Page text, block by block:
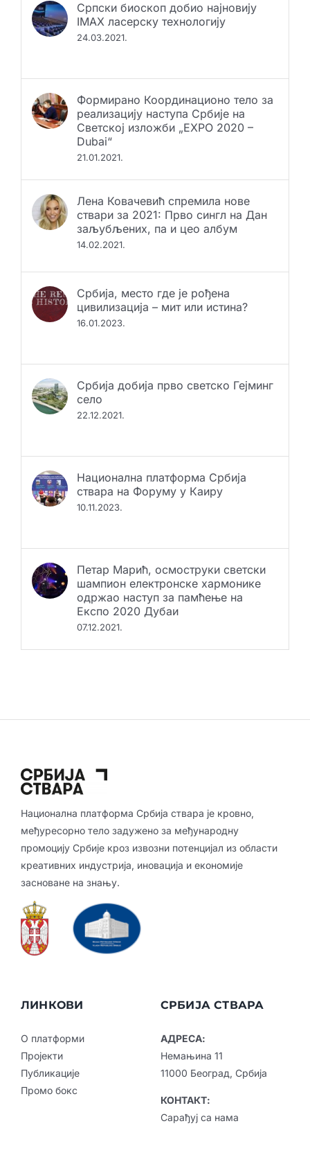
Српски биоскоп добио најновију
IMAX ласерску технологију
24.03.2021.
Формирано Координационо тело за
реализацију наступа Србије на
Светској изложби „EXPO 2020 –
Dubai“
21.01.2021.
Лена Ковачевић спремила нове
ствари за 2021: Прво сингл на Дан
заљубљених, па и цео албум
14.02.2021.
Србија, место где је рођена
цивилизација – мит или истина?
16.01.2023.
Србија добија прво светско Гејминг
село
22.12.2021.
Национална платформа Србија
ствара на Форуму у Каиру
10.11.2023.
Петар Марић, осмоструки светски
шампион електронске хармонике
одржао наступ за памћење на
Експо 2020 Дубаи
07.12.2021.
Национална платформа Србија ствара је кровно,
међуресорно тело задужено за међународну
промоцију Србије кроз извозни потенцијал из области
креативних индустрија, иновација и економије
засноване на знању.
ЛИНКОВИ
О платформи
Пројекти
Публикације
Промо бокс
СРБИЈА СТВАРА
АДРЕСА:
Немањина 11
11000 Београд, Србија
КОНТАКТ:
Сарађуј са нама